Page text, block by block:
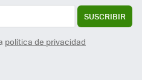
SUSCRIBIR
política de privacidad